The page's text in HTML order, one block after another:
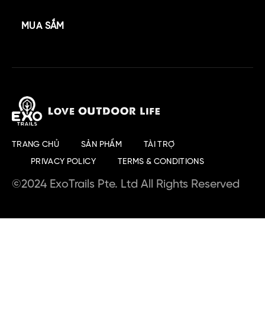
MUA SẮM
TRANG CHỦ SẢN PHẨM TÀI TRỢ
PRIVACY POLICY TERMS & CONDITIONS
©2024 ExoTrails Pte. Ltd All Rights Reserved